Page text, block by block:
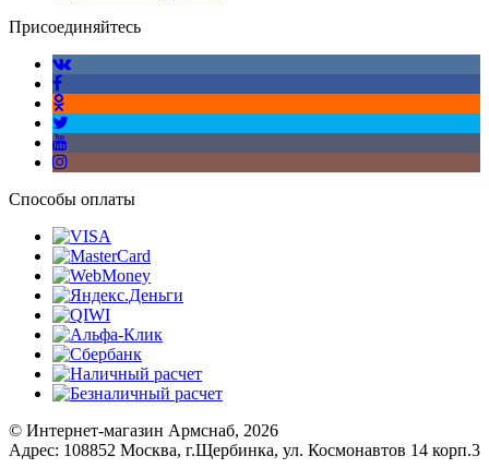
Присоединяйтесь
Способы оплаты
© Интернет-магазин Армснаб, 2026
Адрес: 108852 Москва, г.Щербинка, ул. Космонавтов 14 корп.3